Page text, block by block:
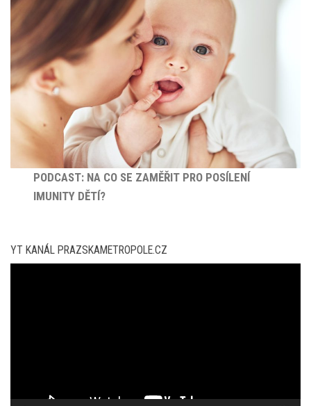
PODCAST: NA CO SE ZAMĚŘIT PRO POSÍLENÍ
IMUNITY DĚTÍ?
YT KANÁL PRAZSKAMETROPOLE.CZ